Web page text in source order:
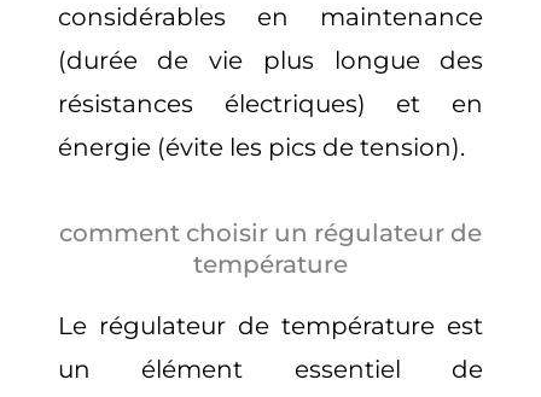
considérables en maintenance
(durée de vie plus longue des
résistances électriques) et en
énergie (évite les pics de tension).
comment choisir un régulateur de
température
Le régulateur de température est
un élément essentiel de